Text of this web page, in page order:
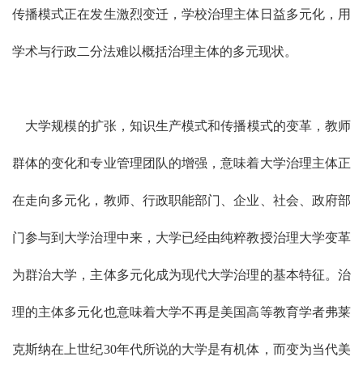
传播模式正在发生激烈变迁，学校治理主体日益多元化，用
学术与行政二分法难以概括治理主体的多元现状。
大学规模的扩张，知识生产模式和传播模式的变革，教师
群体的变化和专业管理团队的增强，意味着大学治理主体正
在走向多元化，教师、行政职能部门、企业、社会、政府部
门参与到大学治理中来，大学已经由纯粹教授治理大学变革
为群治大学，主体多元化成为现代大学治理的基本特征。治
理的主体多元化也意味着大学不再是美国高等教育学者弗莱
克斯纳在上世纪30年代所说的大学是有机体，而变为当代美